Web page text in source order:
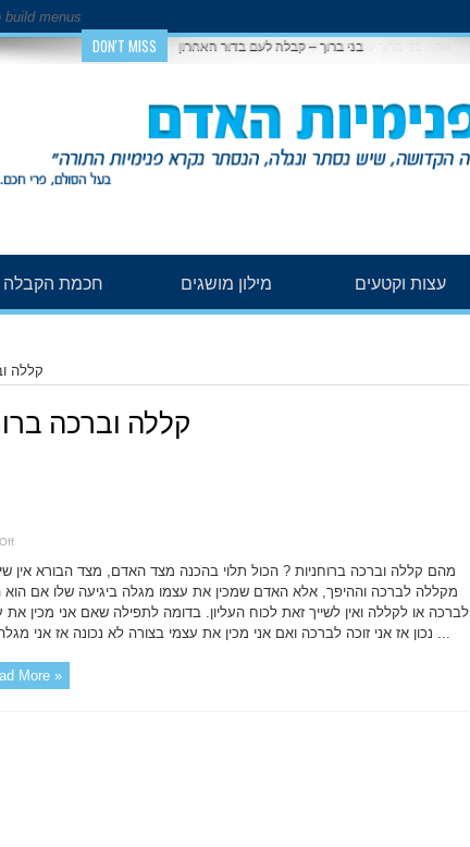
build menus
DON'T MISS בני ברוך – קבלה לעם בדור האחרון
חכמת הקבלה מילון מושגים עצות וקטעים
קללה
קללה וברכה
on
וברכהמהם קללה וברכה ברוחניות ? הכול תלוי בהכנה מצד האדם, מצד הבורא אין
מקללה לברכה וההיפך, אלא האדם שמכין את עצמו מגלה ביגיעה שלו אם הוא
לברכה או לקללה ואין לשייך זאת לכוח העליון. בדומה לתפילה שאם אני מכין את
נכון אז אני זוכה לברכה ואם אני מכין את עצמי בצורה לא נכונה אז אני מגלה את ...
More »